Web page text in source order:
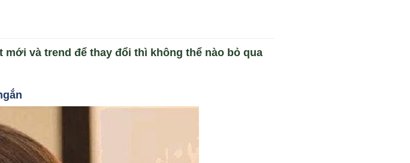
và trend để thay đổi thì không thể nào bỏ qua
ắn